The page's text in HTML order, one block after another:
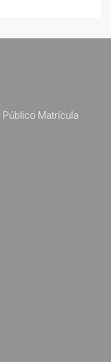
Público Matrícula